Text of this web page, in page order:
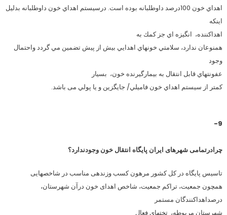
اهداي خون 100درصد داوطلبانه بوده است. درسيستم اهداي خون داوطلبانه بدليل
اينكه
اهداكننده، انگيزه اي جز كمك به
همنوعان ندارد، سلامتي خونهاي اهدايي بيش از پيش تضمين مي گردد واحتمال
وجود
عفونتهاي قابل انتقال به بيمارگيرنده خون، بسيار
كمتر از سيستم اهداي خون فاميلي/ جايگزين و يا پولي می باشد.
9-
چرادرتمامی شهرهای ایران پایگاه انتقال خون وجودندارد؟
تاسیس پایگاه در كل كشور مرهون کسب وزندهی مناسب در شاخصهایی
همچون جمعیت، تراکم جمعیت، شاخص اهدای خون درآن شهرستان،
درصداهداکنندگان مستمر
شهرستان مربوطه، تختهای فعال